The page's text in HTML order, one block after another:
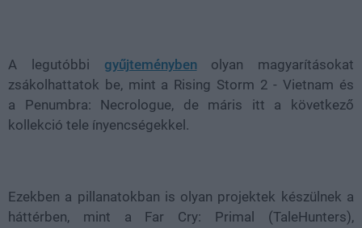
A legutóbbi gyűjteménybenolyan magyarításokat
zsákolhattatok be, mint a Rising Storm 2 - Vietnam és
a Penumbra: Necrologue, de máris itt a következő
kollekció tele ínyencségekkel.
Ezekben a pillanatokban is olyan projektek készülnek a
háttérben, mint a Far Cry: Primal (TaleHunters),